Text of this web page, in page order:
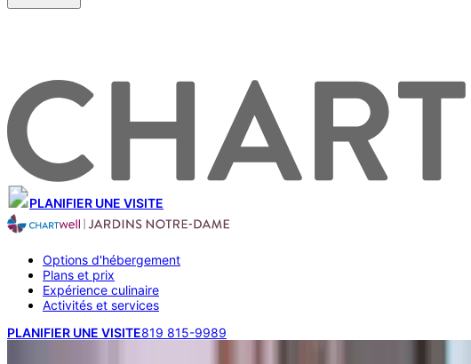
PLANIFIER UNE VISITE
Options d'hébergement
Plans et prix
Expérience culinaire
Activités et services
PLANIFIER UNE VISITE819 815-9989